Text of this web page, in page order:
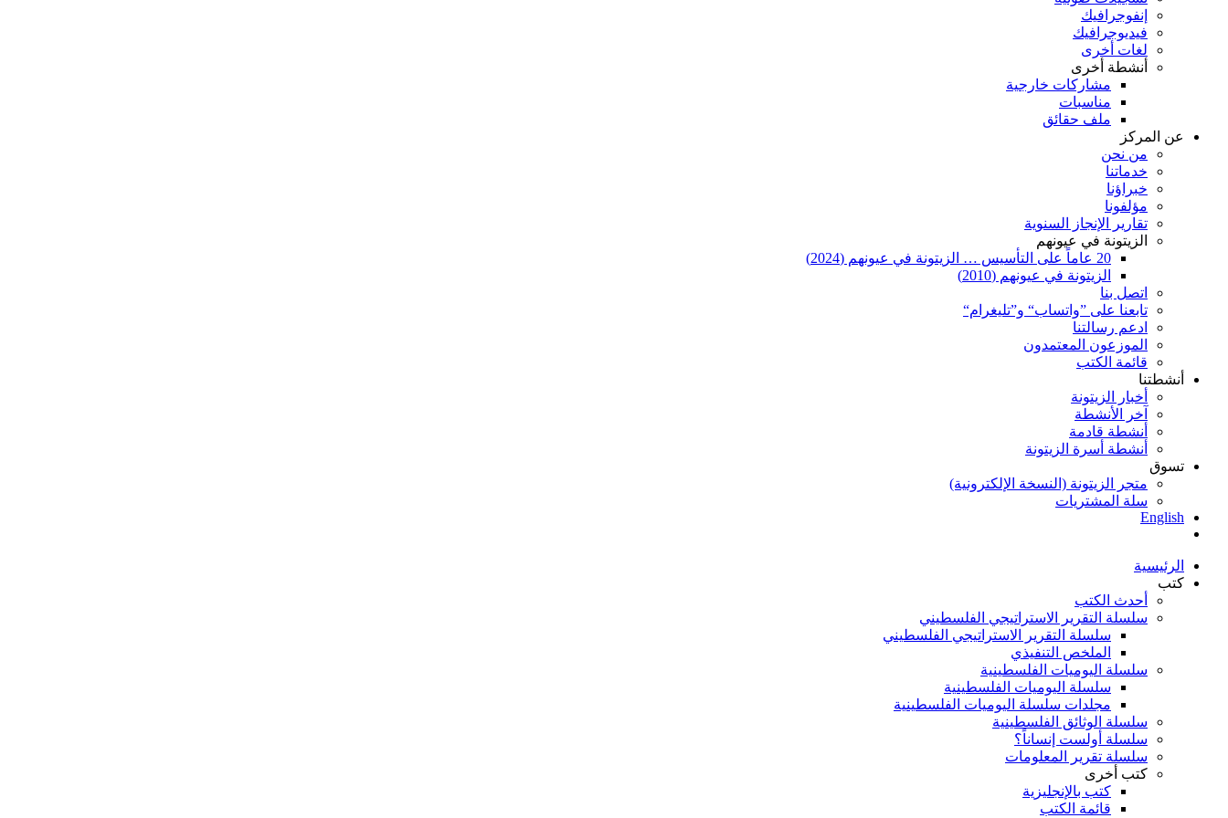
إنفوجرافيك
فيديوجرافيك
لغات أخرى
أنشطة أخرى
مشاركات خارجية
مناسبات
ملف حقائق
عن المركز
من نحن
خدماتنا
خبراؤنا
مؤلفونا
تقارير الإنجاز السنوية
الزيتونة في عيونهم
20 عاماً على التأسيس … الزيتونة في عيونهم (2024)
الزيتونة في عيونهم (2010)
اتصل بنا
تابعنا على ”واتساب“ و”تليغرام“
ادعم رسالتنا
الموزعون المعتمدون
قائمة الكتب
أنشطتنا
أخبار الزيتونة
آخر الأنشطة
أنشطة قادمة
أنشطة أسرة الزيتونة
تسوق
متجر الزيتونة (النسخة الإلكترونية)
سلة المشتريات
English
الرئيسية
كتب
أحدث الكتب
سلسلة التقرير الاستراتيجي الفلسطيني
سلسلة التقرير الاستراتيجي الفلسطيني
الملخص التنفيذي
سلسلة اليوميات الفلسطينية
سلسلة اليوميات الفلسطينية
مجلدات سلسلة اليوميات الفلسطينية
سلسلة الوثائق الفلسطينية
سلسلة أولست إنساناً؟
سلسلة تقرير المعلومات
كتب أخرى
كتب بالإنجليزية
قائمة الكتب